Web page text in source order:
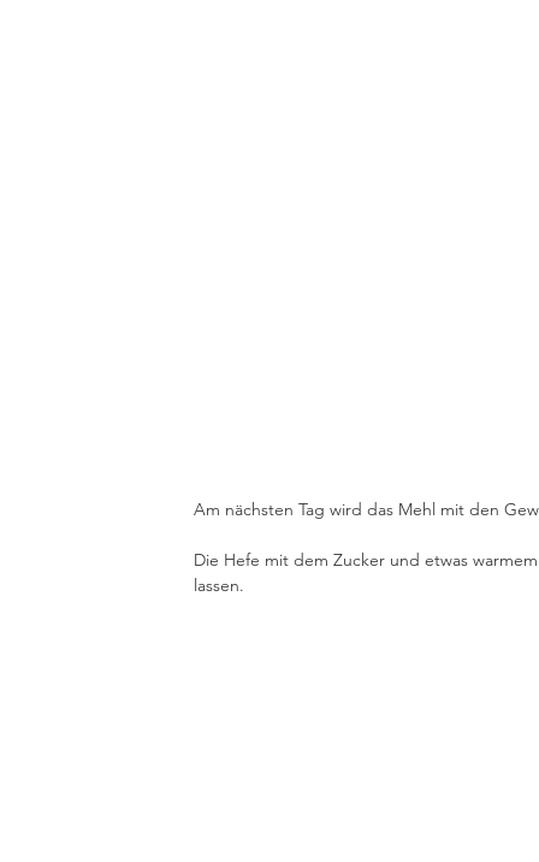
Am nächsten Tag wird das Mehl mit den
Die Hefe mit dem Zucker und etwas
lassen.